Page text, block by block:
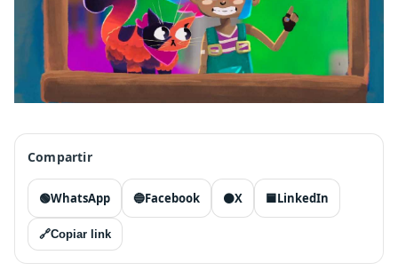
Compartir
🟢WhatsApp 🔵Facebook ⚫X 🟦LinkedIn
🔗Copiar link